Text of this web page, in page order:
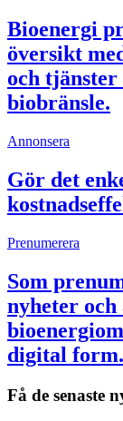
Bioenergi
översikt
och
biobränsle.
Annonsera
Gör det
Prenumerera
Som
nyheter och
digital form.
Få de senaste